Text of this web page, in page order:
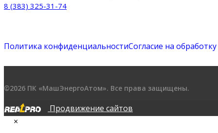
8 (383) 325-31-74
Политика конфиденциальностиСогласие на
©2026 ПК «МашЭнергоАтом». Все права защищены.
Продвижение сайтов
×